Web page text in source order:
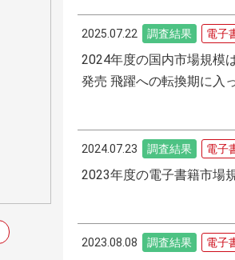
2025.07.22 調査結果 電子
2024年度の国内市場規模
発売 飛躍への転換期に入
2024.07.23 調査結果 電子
2023年度の電子書籍市場
2023.08.08 調査結果 電子